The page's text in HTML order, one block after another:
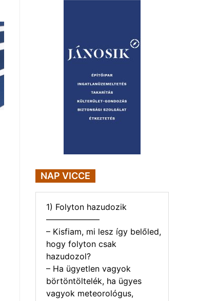
NAP VICCE
1) Folyton hazudozik
——————–
– Kisfiam, mi lesz így belőled,
hogy folyton csak
hazudozol?
– Ha ügyetlen vagyok
börtöntöltelék, ha ügyes
vagyok meteorológus,